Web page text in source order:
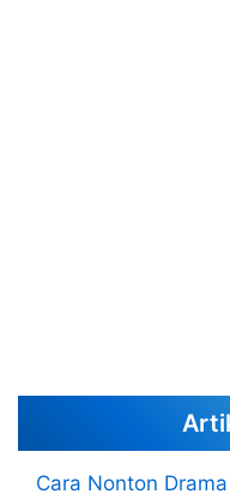
Cara Nonton